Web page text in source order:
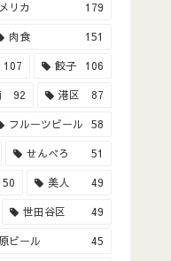
リカ 179
肉食 151
107 餃子 106
92 港区 87
フルーツビール 58
せんべろ 51
50 美人 49
世田谷区 49
ビール 45